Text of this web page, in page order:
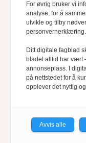
For øvrig bruker vi
analyse, for å
utvikle og tilby
personvernerklæring.
Ditt digitale fagblad
bladet alltid har vært
annonseplass. I
på nettstedet for å
opplever det nyttig
Avvis alle